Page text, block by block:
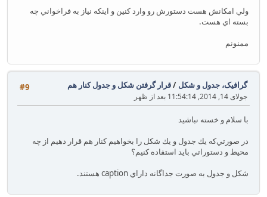
\caption{‎figure and table‎}
ولي امكانش هست دستورش رو وارد كنين و اينكه نياز به فراخواني چه
بسته اي هست.
ممنونم
#9 گرافیک، جدول و شکل /قرار گرفتن شكل و جدول كنار هم
جولای 14, 2014, 11:54:14 بعد از ظهر
با سلام و خسته نباشيد
در صورتي‌كه يك جدول و يك شكل را بخواهيم كنار هم قرار دهيم از چه
محيط و دستوراتي بايد استفاده كنيم؟
شكل و جدول به صورت جداگانه داراي caption هستند.